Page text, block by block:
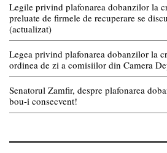
Legile privind plafonarea dobanzilor la
preluate de firmele de recuperare se
(actualizat)
Legea privind plafonarea dobanzilor la
ordinea de zi a comisiilor din Camera
Senatorul Zamfir, despre plafonarea
bou-i consecvent!